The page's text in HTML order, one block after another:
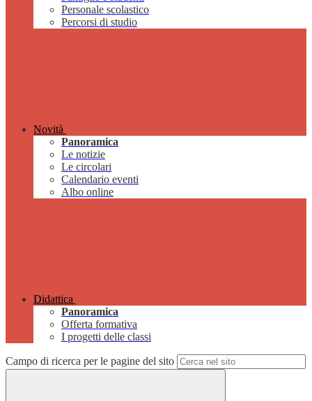
Personale scolastico
Percorsi di studio
Novità
Panoramica
Le notizie
Le circolari
Calendario eventi
Albo online
Didattica
Panoramica
Offerta formativa
I progetti delle classi
Campo di ricerca per le pagine del sito